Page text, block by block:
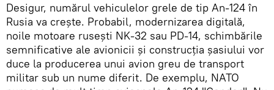
Desigur, numărul vehiculelor grele de tip An-124 în
Rusia va crește. Probabil, modernizarea digitală,
noile motoare rusești NK-32 sau PD-14, schimbările
semnificative ale avionicii și construcția șasiului vor
duce la producerea unui avion greu de transport
militar sub un nume diferit. De exemplu, NATO